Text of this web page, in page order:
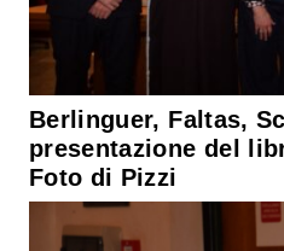
Berlinguer, Faltas,
presentazione del
Foto di Pizzi